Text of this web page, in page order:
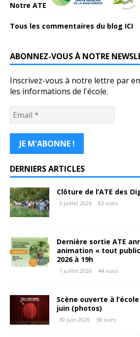
Notre ATE
Tous les commentaires du blog ICI
ABONNEZ-VOUS À NOTRE
Inscrivez-vous à notre lettre par
les informations de l'école.
DERNIERS ARTICLES
Clôture de l’ATE des
3 juillet 2026 83 vues
Dernière sortie ATE
animation « tout
2026 à 19h
1 juillet 2026 44 vues
Scène ouverte à
juin (photos)
30 juin 2026 58 vues